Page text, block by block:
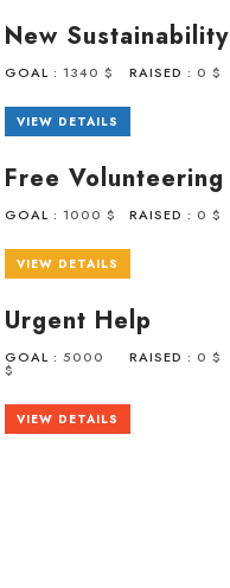
New Sustainability
GOAL : 1340 $ RAISED : 0 $
VIEW DETAILS
Free Volunteering
GOAL : 1000 $ RAISED : 0 $
VIEW DETAILS
Urgent Help
GOAL : 5000
$
RAISED : 0 $
VIEW DETAILS